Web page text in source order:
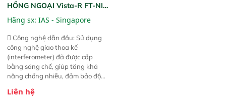
HỒNG NGOẠI Vista-R FT-NIR
(Vista-R FT-NIR Analyzer)
Hãng sx: IAS - Singapore
 Công nghệ dẫn đầu: Sử dụng
công nghệ giao thoa kế
(interferometer) đã được cấp
bằng sáng chế, giúp tăng khả
năng chống nhiễu, đảm bảo độ
Phạm vi ứng dụng rộng: Đáp ứng
Liên hệ